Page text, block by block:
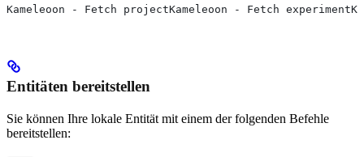
Kameleoon - Fetch projectKameleoon - Fetch
Entitäten bereitstellen
Sie können Ihre lokale Entität mit einem der folgenden Befehle
bereitstellen: